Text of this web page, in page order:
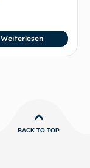
Weiterlesen